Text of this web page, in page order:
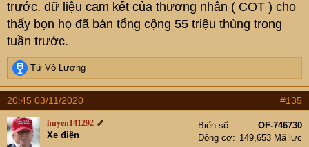
trước. dữ liệu cam kết của thương nhân ( COT ) cho
thấy bọn họ đã bán tổng cộng 55 triệu thùng trong
tuần trước.
R
e
a
c
t
i
o
Tứ Vô Lượng
20:45 03/11/2020 #135
huyen141292
Xe điện
Biển số
OF-746730
Động cơ
149,653 Mã lực